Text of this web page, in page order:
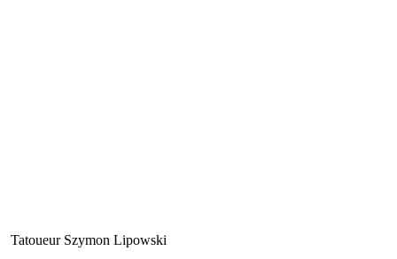
Tatoueur Szymon Lipowski